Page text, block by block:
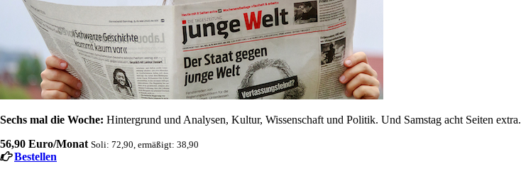
Sechs mal die Woche: Hintergrund und Analysen, Kultur, Wissenschaft und Politik. Und Samstag acht Seiten extra.
56,90 Euro/Monat Soli: 72,90, ermäßigt: 38,90
Bestellen